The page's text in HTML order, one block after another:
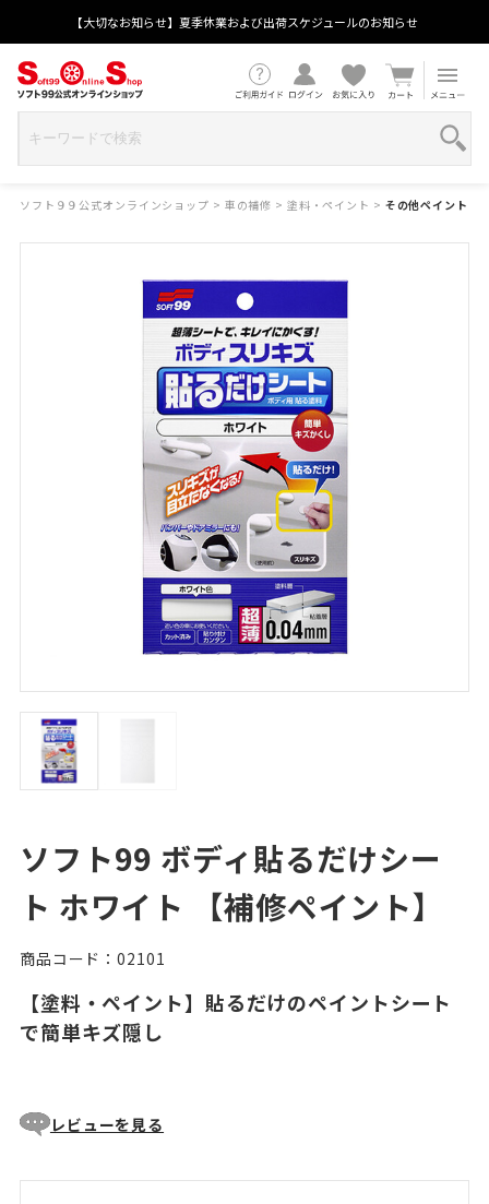
【大切なお知らせ】夏季休業および出荷スケジュールのお知らせ
ソフト９９公式オンラインショップ > 車の補修 > 塗料・ペイント > その他ペイント
ソフト99 ボディ貼るだけシー
ト ホワイト 【補修ペイント】
商品コード：02101
【塗料・ペイント】貼るだけのペイントシート
で簡単キズ隠し
レビューを見る